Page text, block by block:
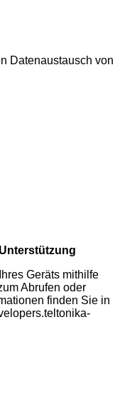
Datenaustausch von
Geräts mithilfe
Abrufen oder
finden Sie in